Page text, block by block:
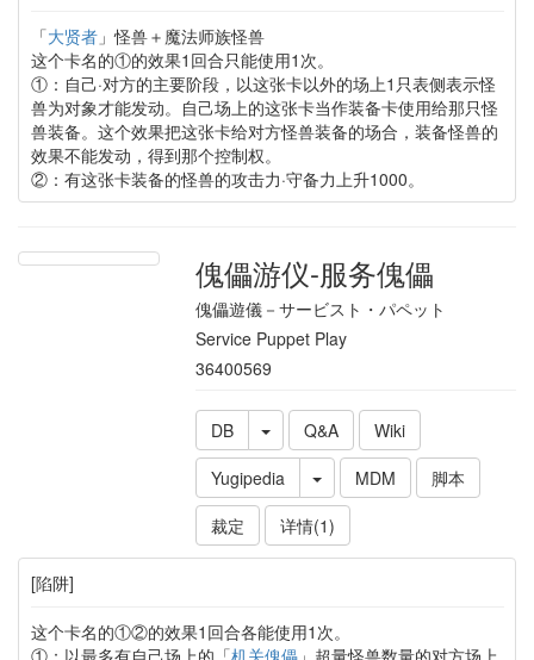
「大贤者」怪兽＋魔法师族怪兽
这个卡名的①的效果1回合只能使用1次。
①：自己·对方的主要阶段，以这张卡以外的场上1只表侧表示怪
兽为对象才能发动。自己场上的这张卡当作装备卡使用给那只怪
兽装备。这个效果把这张卡给对方怪兽装备的场合，装备怪兽的
效果不能发动，得到那个控制权。
②：有这张卡装备的怪兽的攻击力·守备力上升1000。
傀儡游仪-服务傀儡
傀儡遊儀－サービスト・パペット
Service Puppet Play
36400569
DB Q&A
Wiki
Yugipedia
MDM
脚本
裁定
详情(1)
[陷阱]
这个卡名的①②的效果1回合各能使用1次。
①：以最多有自己场上的「机关傀儡」超量怪兽数量的对方场上